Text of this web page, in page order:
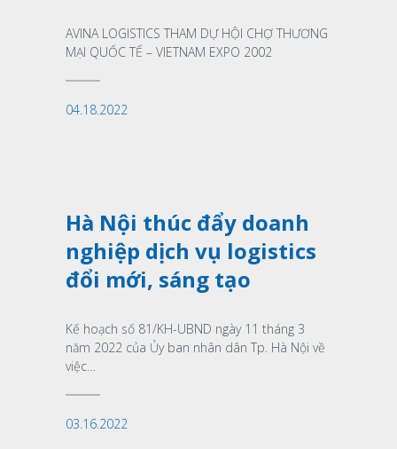
AVINA LOGISTICS THAM DỰ HỘI CHỢ THƯƠNG
MẠI QUỐC TẾ – VIETNAM EXPO 2002
04.18.2022
Hà Nội thúc đẩy doanh
nghiệp dịch vụ logistics
đổi mới, sáng tạo
Kế hoạch số 81/KH-UBND ngày 11 tháng 3
năm 2022 của Ủy ban nhân dân Tp. Hà Nội về
việc…
03.16.2022